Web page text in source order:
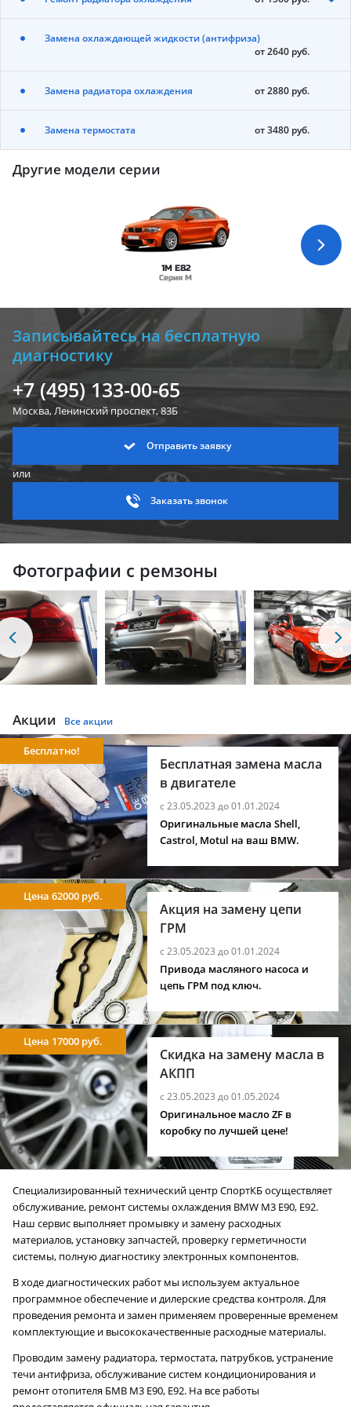
Замена охлаждающей жидкости (антифриза)
от 2640 руб.
Замена радиатора охлаждения от 2880 руб.
Замена термостата от 3480 руб.
Другие модели серии
1M E82
Серия M
Записывайтесь на бесплатную
диагностику
+7 (495) 133-00-65
Москва, Ленинскийпроспект, 83Б
Отправить заявку
или
Заказать звонок
Фотографии с ремзоны
Акции Все акции
Бесплатная замена масла
в двигателе
с 23.05.2023 до 01.01.2024
Бесплатно!
Оригинальные масла Shell,
Castrol, Motul на ваш BMW.
Акция на замену цепи
ГРМ
с 23.05.2023 до 01.01.2024
Цена 62000 руб.
Привода масляного насоса и
цепь ГРМ под ключ.
Скидка на замену масла в
АКПП
с 23.05.2023 до 01.05.2024
Цена 17000 руб.
Оригинальное масло ZF в
коробку по лучшей цене!
Специализированный технический центр СпортКБ осуществляет
обслуживание, ремонт системы охлаждения BMW M3 E90, E92.
Наш сервис выполняет промывку и замену расходных
материалов, установку запчастей, проверку герметичности
системы, полную диагностику электронных компонентов.
В ходе диагностических работ мы используем актуальное
программное обеспечение и дилерские средства контроля. Для
проведения ремонта и замен применяем проверенные временем
комплектующие и высококачественные расходные материалы.
Проводим замену радиатора, термостата, патрубков, устранение
течи антифриза, обслуживание систем кондиционирования и
ремонт отопителя БМВ M3 E90, E92. На все работы